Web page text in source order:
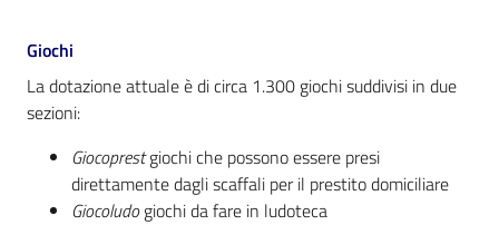
fare
Scopri
contenuti
Giochi
La dotazione attuale è di circa 1.300 giochi suddivisi in due
sezioni:
Giocoprestgiochi che possono essere presi
direttamente dagli scaffali per il prestito domiciliare
Giocoludogiochi da fare in ludoteca